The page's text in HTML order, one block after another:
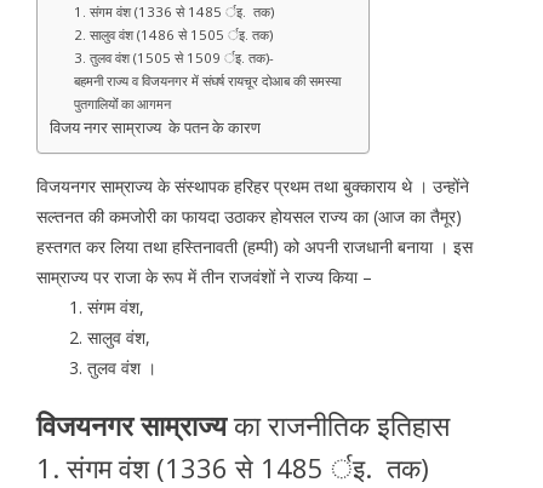
1. संगम वंश (1336 से 1485 र्इ. तक)
2. सालुव वंश (1486 से 1505 र्इ. तक)
3. तुलव वंश (1505 से 1509 र्इ. तक)-
बहमनी राज्य व विजयनगर में संघर्ष रायचूर दोआब की समस्या
पुतगालियोंं का आगमन
विजय नगर साम्राज्य के पतन के कारण
विजयनगर साम्राज्य के संस्थापक हरिहर प्रथम तथा बुक्काराय थे । उन्होंने
सल्तनत की कमजोरी का फायदा उठाकर होयसल राज्य का (आज का तैमूर)
हस्तगत कर लिया तथा हस्तिनावती (हम्पी) को अपनी राजधानी बनाया । इस
साम्राज्य पर राजा के रूप में तीन राजवंशों ने राज्य किया –
संगम वंश,
सालुव वंश,
तुलव वंश ।
विजयनगर साम्राज्यका राजनीतिक इतिहास
1. संगम वंश (1336 से 1485 र्इ. तक)